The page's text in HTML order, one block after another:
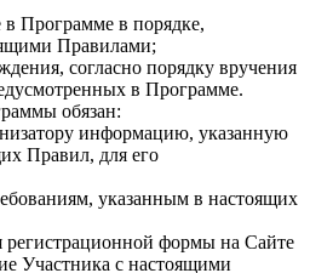
в Программе в порядке,
Правилами;
согласно порядку вручения
в Программе.
обязан:
информацию, указанную
Правил, для его
указанным в настоящих
регистрационной формы на Сайте
Участника с настоящими